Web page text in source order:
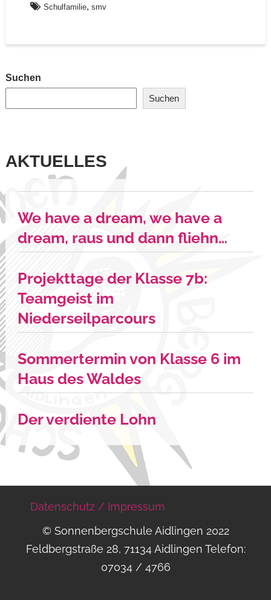
Schulfamilie, smv
Suchen
Suchen
AKTUELLES
We have a dream, we have a
dream, raus und dann fliehn…
Projekttage der Klasse 7b:
Teamgeist im
Niederseilparcours
Sommertermin von Klasse 6 im
Haus des Waldes
Der verdiente Lohn
Datenschutz / Impressum
© Sonnenbergschule Aidlingen 2022
Feldbergstraße 28, 71134 Aidlingen Telefon:
07034 / 4766